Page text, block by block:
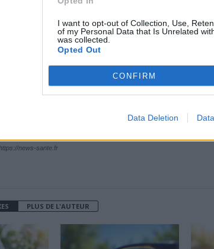
I want to opt-out of Collection, Use,
of my Personal Data that Is Unrelated
was collected.
Opted Out
CONFIRM
Data Deletion
à cause d’un risque
Quels aliments
news-sante.fr
PLUS DE L'AUTEUR